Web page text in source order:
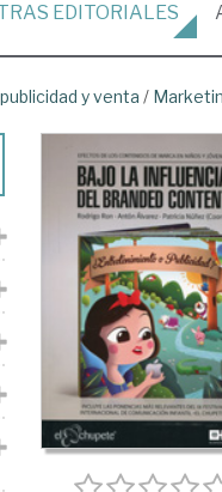
EDITORIALES
y venta /